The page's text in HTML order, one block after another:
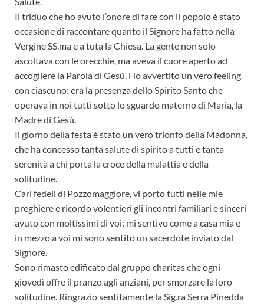
Il triduo che ho avuto l’onore di fare con il popolo è stato
occasione di raccontare quanto il Signore ha fatto nella
Vergine SS.ma e a tuta la Chiesa. La gente non solo
ascoltava con le orecchie, ma aveva il cuore aperto ad
accogliere la Parola di Gesù. Ho avvertito un vero feeling
con ciascuno: era la presenza dello Spirito Santo che
operava in noi tutti sotto lo sguardo materno di Maria, la
Madre di Gesù.
Il giorno della festa è stato un vero trionfo della Madonna,
che ha concesso tanta salute di spirito a tutti e tanta
serenità a chi porta la croce della malattia e della
solitudine.
Cari fedeli di Pozzomaggiore, vi porto tutti nelle mie
preghiere e ricordo volentieri gli incontri familiari e sinceri
avuto con moltissimi di voi: mi sentivo come a casa mia e
in mezzo a voi mi sono sentito un sacerdote inviato dal
Signore.
Sono rimasto edificato dal gruppo charitas che ogni
giovedì offre il pranzo agli anziani, per smorzare la loro
solitudine. Ringrazio sentitamente la Sig.ra Serra Pinedda